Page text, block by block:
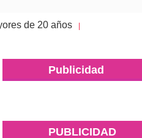
20 años| 05 Ago 2026
Publicidad
PUBLICIDAD